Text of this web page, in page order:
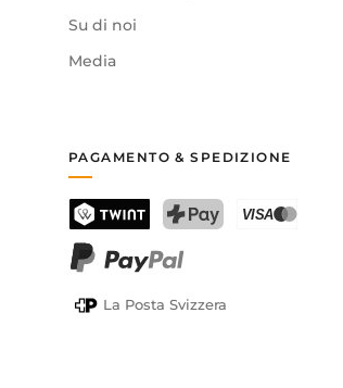
Su di noi
Media
PAGAMENTO & SPEDIZIONE
TWINT
La Posta Svizzera